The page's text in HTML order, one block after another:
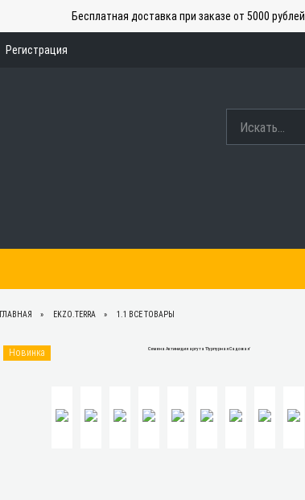
Бесплатная доставка при заказе от 5000 рублей.
Регистрация
ГЛАВНАЯ EKZO.TERRA 1.1 ВСЕ ТОВАРЫ
Новинка